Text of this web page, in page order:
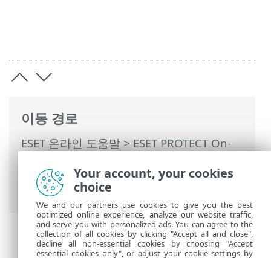
이동 경로
ESET 온라인 도움말>ESET PROTECT On-
ESET PROTECT On-Prem 기본 메뉴> 자세
히 >Syslog로 로그 내보내기
Your account, your cookies
choice
We and our partners use cookies to give you the best
optimized online experience, analyze our website traffic,
and serve you with personalized ads. You can agree to the
collection of all cookies by clicking "Accept all and close",
decline all non-essential cookies by choosing "Accept
essential cookies only", or adjust your cookie settings by